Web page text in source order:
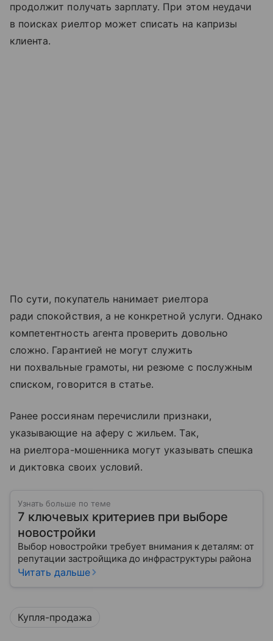
продолжит получать зарплату. При этом неудачи
в поисках риелтор может списать на капризы
клиента.
По сути, покупатель нанимает риелтора
ради спокойствия, а не конкретной услуги. Однако
компетентность агента проверить довольно
сложно. Гарантией не могут служить
ни похвальные грамоты, ни резюме с послужным
списком, говорится в статье.
Ранее россиянам перечислили признаки,
указывающие на аферу с жильем. Так,
на риелтора-мошенника могут указывать спешка
и диктовка своих условий.
Узнать больше по теме
7 ключевых критериев при выборе
новостройки
Выбор новостройки требует внимания к деталям: от
репутации застройщика до инфраструктуры района
Читать дальше
Купля-продажа